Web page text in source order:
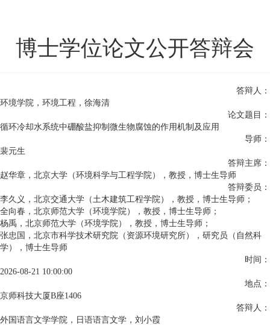
博士学位论文公开答辩会
答辩人：
环境学院，环境工程，徐海清
论文题目：
循环冷却水系统中硼酸盐抑制微生物腐蚀的作用机制及应用
导师：
裴元生
答辩主席：
赵华章，北京大学（环境科学与工程学院），教授，博士生导师
答辩委员：
李久义，北京交通大学（土木建筑工程学院），教授，博士生导师；
全向春，北京师范大学（环境学院），教授，博士生导师；
杨禹，北京师范大学（环境学院），教授，博士生导师；
张忠国，北京市科学技术研究院（资源环境研究所），研究员（自然科
学），博士生导师
时间：
2026-08-21 10:00:00
地点：
京师科技大厦B座1406
答辩人：
外国语言文学学院，日语语言文学，刘小霞